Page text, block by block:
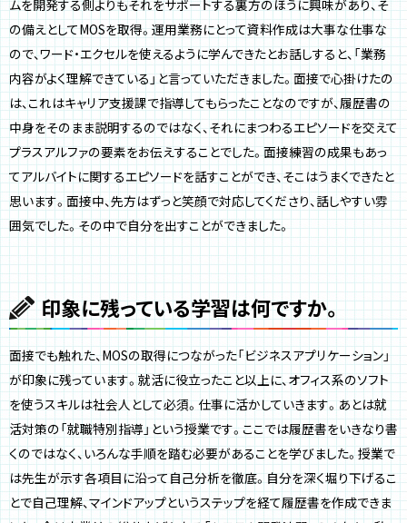
ムを開発する側よりもそれをサポートする裏方のほうに興味があり、そ
の備えとしてMOSを取得。運用業務にとって資料作成は大事な仕事な
ので、ワード・エクセルを使えるように学んできたとお話しすると、「業務
内容がよく理解できている」と言っていただきました。面接で心掛けたの
は、これはキャリア支援課で指導してもらったことなのですが、履歴書の
中身をそのまま説明するのではなく、それにまつわるエピソードを交えて
プラスアルファの要素をお伝えすることでした。面接練習の成果もあっ
てアルバイトに関するエピソードを話すことができ、そこはうまくできたと
思います。面接中、先方はずっと笑顔で対応してくださり、話しやすい雰
囲気でした。その中で自分を出すことができました。
印象に残っている学習は何ですか。
面接でも触れた、MOSの取得につながった「ビジネスアプリケーション」
が印象に残っています。就活に役立ったこと以上に、オフィス系のソフト
を使うスキルは社会人として必須。仕事に活かしていきます。あとは就
活対策の「就職特別指導」という授業です。ここでは履歴書をいきなり書
くのではなく、いろんな手順を踏む必要があることを学びました。授業で
は先生が示す各項目に沿って自己分析を徹底。自分を深く堀り下げるこ
とで自己理解、マインドアップというステップを経て履歴書を作成できま